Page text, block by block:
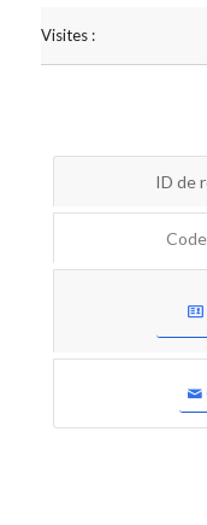
Visites :
ID de